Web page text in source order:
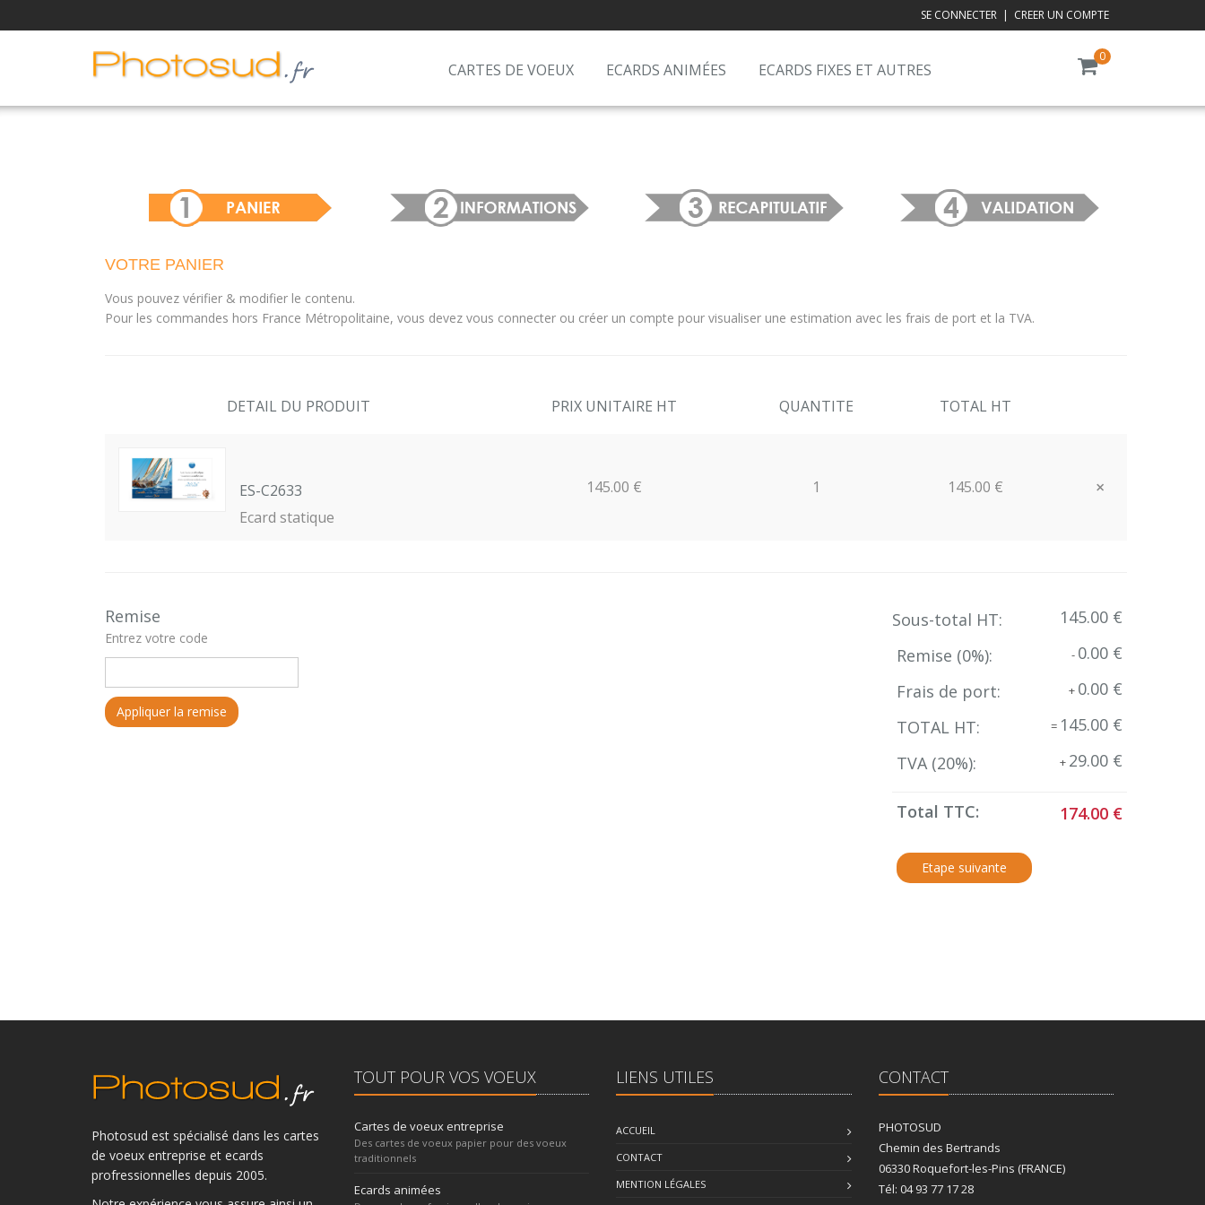
SE CONNECTER | CREER UN COMPTE
0
CARTES DE VOEUX ECARDS ANIMÉES ECARDS FIXES ET AUTRES
VOTRE PANIER
Vous pouvez vérifier & modifier le contenu.
Pour les commandes hors France Métropolitaine, vous devez vous connecter ou créer un compte pour visualiser une estimation avec les frais de port et la TVA.
DETAIL DU PRODUIT PRIX UNITAIRE HT QUANTITE TOTAL HT
ES-C2633
Ecard statique
145.00 € 1 145.00 € ×
Close
Remise
Entrez votre code
Appliquer la remise
Sous-total HT:
145.00 €
Remise (0%): - 0.00 €
Frais de port:
+ 0.00 €
TOTAL HT:
= 145.00 €
TVA (20%): + 29.00 €
Total TTC: 174.00 €
Photosud est spécialisé dans les cartes
de voeux entreprise et ecards
profressionnelles depuis 2005.
TOUT POUR VOS VOEUX
Cartes de voeux entreprise
Des cartes de voeux papier pour des voeux
traditionnels
Ecards animées
LIENS UTILES
ACCUEIL
CONTACT
MENTION LÉGALES
CONTACT
PHOTOSUD
Chemin des Bertrands
06330 Roquefort-les-Pins (FRANCE)
Tél: 04 93 77 17 28